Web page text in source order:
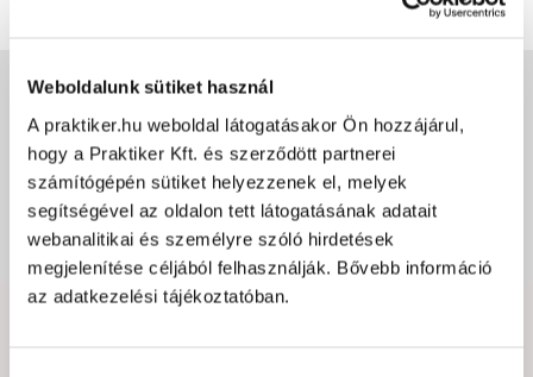
Weboldalunk sütiket használ
A praktiker.hu weboldal látogatásakor Ön hozzájárul,
hogy a Praktiker Kft. és szerződött partnerei
számítógépén sütiket helyezzenek el, melyek
segítségével az oldalon tett látogatásának adatait
webanalitikai és személyre szóló hirdetések
megjelenítése céljából felhasználják. Bővebb információ
az adatkezelési tájékoztatóban.
Jótállás, szavatosság
Csomagolási és súly információk
Dokumentumok, felelős személy